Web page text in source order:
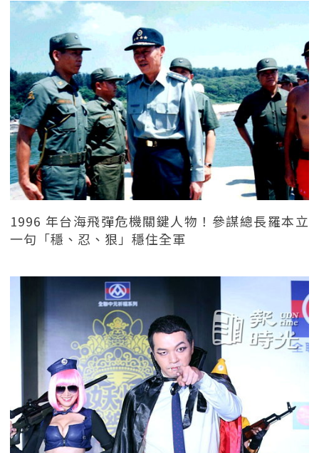
1996 年台海飛彈危機關鍵人物！參謀總長羅本立
一句「穩、忍、狠」穩住全軍